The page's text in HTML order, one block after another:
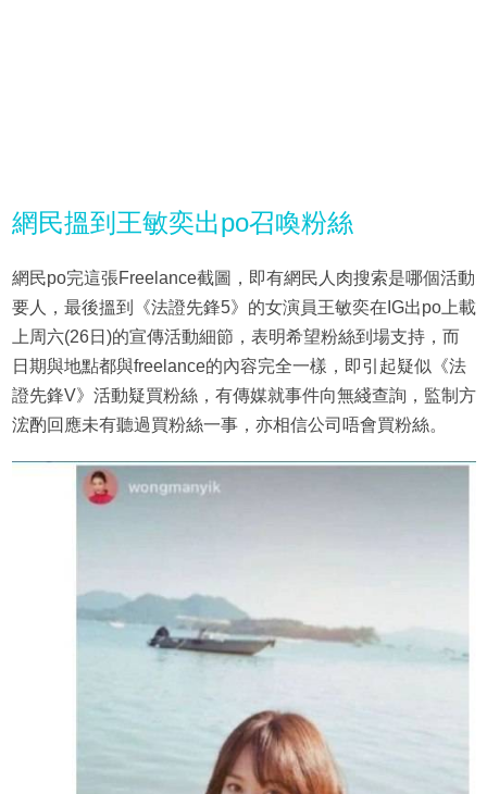
網民搵到王敏奕出po召喚粉絲
網民po完這張Freelance截圖，即有網民人肉搜索是哪個活動
要人，最後搵到《法證先鋒5》的女演員王敏奕在IG出po上載
上周六(26日)的宣傳活動細節，表明希望粉絲到場支持，而
日期與地點都與freelance的內容完全一樣，即引起疑似《法
證先鋒V》活動疑買粉絲，有傳媒就事件向無綫查詢，監制方
浤酌回應未有聽過買粉絲一事，亦相信公司唔會買粉絲。